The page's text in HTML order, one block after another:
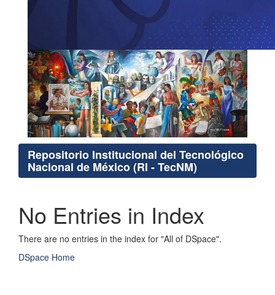
Repositorio Institucional del Tecnológico
Nacional de México (RI - TecNM)
No Entries in Index
There are no entries in the index for "All of DSpace".
DSpace Home